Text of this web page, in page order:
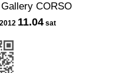
CORSO
2012 11.04 sat